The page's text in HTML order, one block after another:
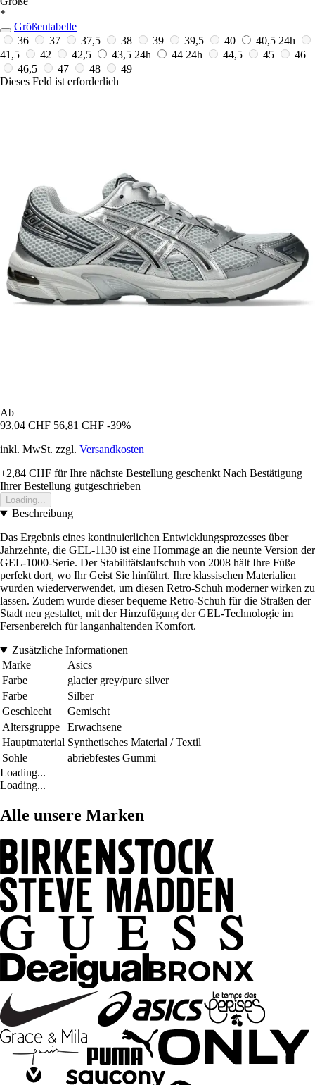
*
Größentabelle
36
37 37,5 38 39 39,5 40 40,5 24h
41,5
42 42,5 43,5 24h 44 24h 44,5 45
46
46,5
47 48
49
Dieses Feld ist erforderlich
Ab
93,04 CHF 56,81 CHF -39%
inkl. MwSt. zzgl. Versandkosten
+2,84 CHF für Ihre nächste Bestellung geschenkt Nach Bestätigung
Ihrer Bestellung gutgeschrieben
Loading...
Beschreibung
Das Ergebnis eines kontinuierlichen Entwicklungsprozesses über
Jahrzehnte, die GEL-1130 ist eine Hommage an die neunte Version der
GEL-1000-Serie. Der Stabilitätslaufschuh von 2008 hält Ihre Füße
perfekt dort, wo Ihr Geist Sie hinführt. Ihre klassischen Materialien
wurden wiederverwendet, um diesen Retro-Schuh moderner wirken zu
lassen. Zudem wurde dieser bequeme Retro-Schuh für die Straßen der
Stadt neu gestaltet, mit der Hinzufügung der GEL-Technologie im
Fersenbereich für langanhaltenden Komfort.
Zusätzliche Informationen
Marke
Asics
Farbe
glacier grey/pure silver
Farbe
Silber
Geschlecht
Gemischt
Altersgruppe
Erwachsene
Hauptmaterial Synthetisches Material / Textil
Sohle
abriebfestes Gummi
Loading...
Loading...
Alle unsere Marken